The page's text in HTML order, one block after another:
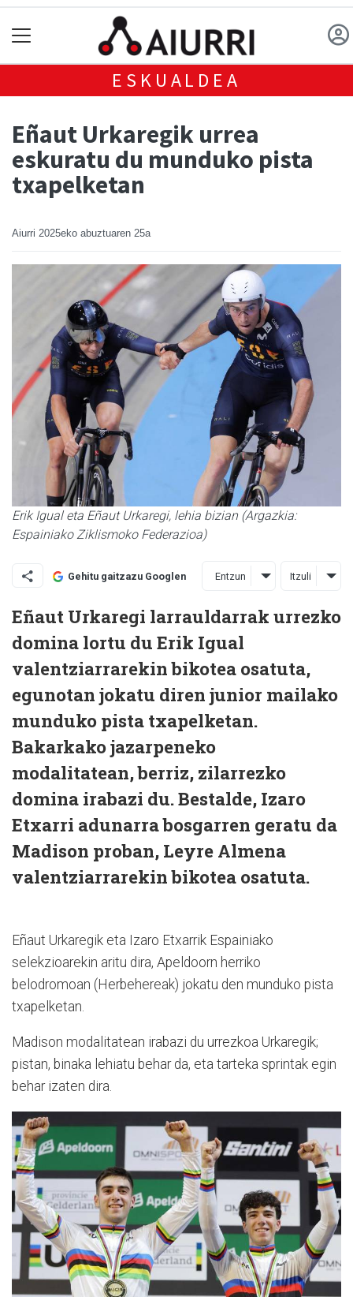
ESKUALDEA
Eñaut Urkaregik urrea
eskuratu du munduko pista
txapelketan
Aiurri 2025eko abuztuaren 25a
Erik Igual eta Eñaut Urkaregi, lehia bizian (Argazkia:
Espainiako Ziklismoko Federazioa)
Gehitu gaitzazu Googlen Entzun Itzuli
Eñaut Urkaregi larrauldarrak urrezko
domina lortu du Erik Igual
valentziarrarekin bikotea osatuta,
egunotan jokatu diren junior mailako
munduko pista txapelketan.
Bakarkako jazarpeneko
modalitatean, berriz, zilarrezko
domina irabazi du. Bestalde, Izaro
Etxarri adunarra bosgarren geratu da
Madison proban, Leyre Almena
valentziarrarekin bikotea osatuta.
Eñaut Urkaregik eta Izaro Etxarrik Espainiako
selekzioarekin aritu dira, Apeldoorn herriko
belodromoan (Herbehereak) jokatu den munduko pista
txapelketan.
Madison modalitatean irabazi du urrezkoa Urkaregik;
pistan, binaka lehiatu behar da, eta tarteka sprintak egin
behar izaten dira.